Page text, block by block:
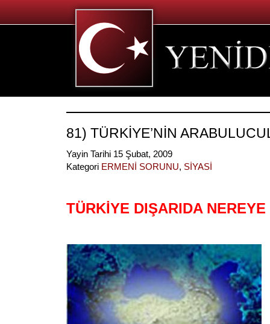
81) TÜRKİYE’NİN
Yayin Tarihi 15 Şubat, 2009
Kategori ERMENİ SORUNU, SİYASİ
TÜRKİYE DIŞARIDA